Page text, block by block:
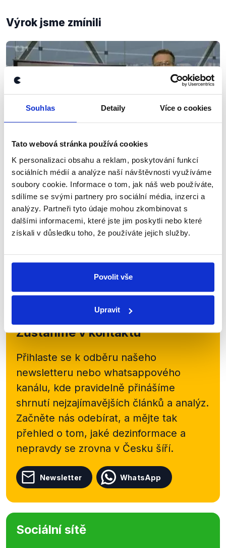
Souhlas Detaily Více o cookies
Tato webová stránka používá cookies
K personalizaci obsahu a reklam, poskytování funkcí
sociálních médií a analýze naší návštěvnosti využíváme
soubory cookie. Informace o tom, jak náš web používáte,
sdílíme se svými partnery pro sociální média, inzerci a
analýzy. Partneři tyto údaje mohou zkombinovat s
dalšími informacemi, které jste jim poskytli nebo které
získali v důsledku toho, že používáte jejich služby.
Povolit vše
Upravit
Výrok jsme zmínili
OVĚŘENO
Nový vývoj
22. července 2013
Nedělní Otázky Václava Moravce měly hned několik
velmi různorodých témat a mnoho hostů. V první
soudkyně Eliška Wagnerová (nez.) spolu se...
Zůstaňme v kontaktu
Přihlaste se k odběru našeho
newsletteru nebo whatsappového
kanálu, kde pravidelně přinášíme
shrnutí nejzajímavějších článků a analýz.
Začněte nás odebírat, a mějte tak
přehled o tom, jaké dezinformace a
nepravdy se zrovna v Česku šíří.
Newsletter WhatsApp
Sociální sítě